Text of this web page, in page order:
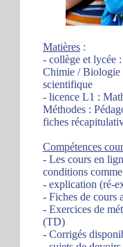
Matières :
- collège et lycée
Chimie / Biologie
scientifique
- licence L1 :
Méthodes :
fiches
Compétences
- Les cours en
conditions
- explication (ré-
- Fiches de cours
- Exercices de
(TD)
- Corrigés